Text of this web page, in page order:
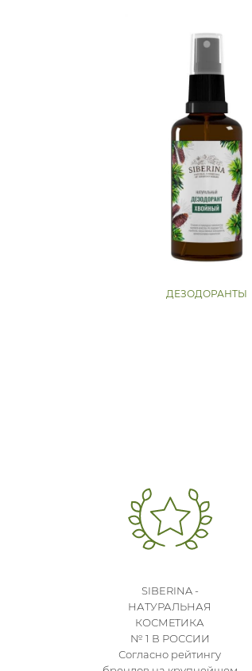
ДЕЗОДОРАНТЫ
SIBERINA -
НАТУРАЛЬНАЯ
КОСМЕТИКА
№ 1 В РОССИИ
Согласно рейтингу